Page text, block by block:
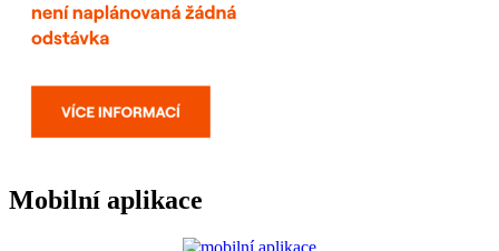
Mobilní aplikace